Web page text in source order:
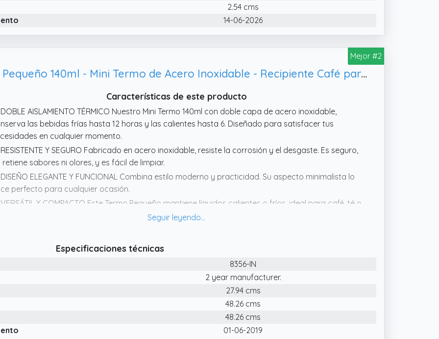
pequeño café de 150 ml es la solución perfecta para llevar contigo. Cabe cómodamente en su
cabe sin esfuerzo en cualquier bolsillo, mochila o bolsa pequeña, y ocupa poco espacio.
2.54 cms
14-06-2026
Mejor #2
IRIS-BARCELONA Termo Café Pequeño 140ml - Mini Termo de Acero Inoxidable - Recipiente Café para llevar Trabajo, Gimnasio - Vaso para llevar Agua Caliente o Infusión - Sin BPA
Características de este producto
AISLAMIENTO TÉRMICO Nuestro Mini Termo 140ml con doble capa de acero inoxidable,
las bebidas frías hasta 12 horas y las calientes hasta 6. Diseñado para satisfacer tus
en cualquier momento.
Y SEGURO Fabricado en acero inoxidable, resiste la corrosión y el desgaste. Es seguro,
retiene sabores ni olores, y es fácil de limpiar.
ELEGANTE Y FUNCIONAL Combina estilo moderno y practicidad. Su aspecto minimalista lo
perfecto para cualquier ocasión.
Y COMPACTO Este Termo Pequeño mantiene líquidos calientes o fríos, ideal para café, té o
Su tamaño compacto permite llevarlo fácilmente en tu mochila o bolso, perfecto para el
derrames. Lleva tus bebidas donde quieras, con total tranquilidad.
Especificaciones técnicas
8356-IN
2 year manufacturer.
27.94 cms
48.26 cms
48.26 cms
01-06-2019